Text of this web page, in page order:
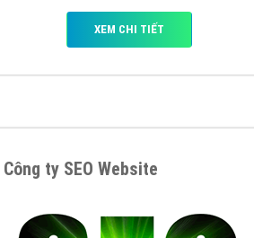
XEM CHI TIẾT
Công ty SEO Website